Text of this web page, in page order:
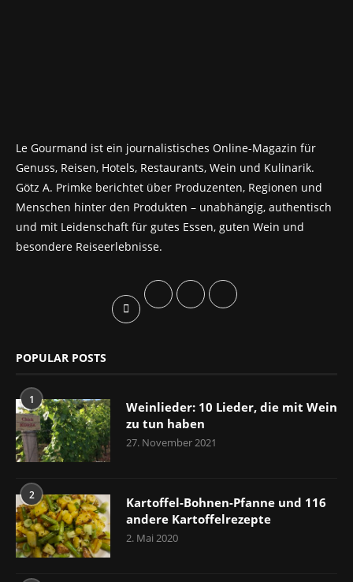
Le Gourmand ist ein journalistisches Online-Magazin für
Genuss, Reisen, Hotels, Restaurants, Wein und Kulinarik.
Götz A. Primke berichtet über Produzenten, Regionen und
Menschen hinter den Produkten – unabhängig, authentisch
und mit Leidenschaft für gutes Essen, guten Wein und
besondere Reiseerlebnisse.
POPULAR POSTS
1
Weinlieder: 10 Lieder, die mit Wein
zu tun haben
27. November 2021
2
Kartoffel-Bohnen-Pfanne und 116
andere Kartoffelrezepte
2. Mai 2020